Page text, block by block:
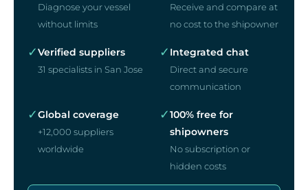
Diagnose your vessel
without limits
Receive and compare at
no cost to the shipowner
✓Verified suppliers
31 specialists in San Jose
✓ Integrated chat
Direct and secure
communication
✓Global coverage
+12,000 suppliers
worldwide
✓100% free for
shipowners
No subscription or
hidden costs